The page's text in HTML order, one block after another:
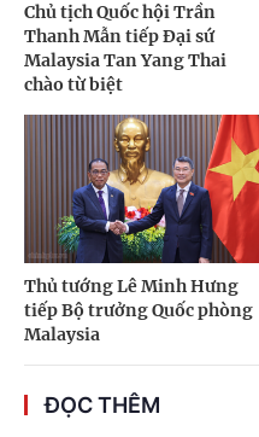
Chủ tịch Quốc hội Trần
Thanh Mẫn tiếp Đại sứ
Malaysia Tan Yang Thai
chào từ biệt
Thủ tướng Lê Minh Hưng
tiếp Bộ trưởng Quốc phòng
Malaysia
ĐỌC THÊM